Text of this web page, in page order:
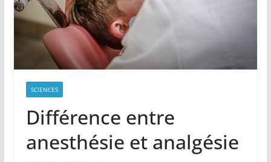
SCIENCES
Différence entre
anesthésie et analgésie